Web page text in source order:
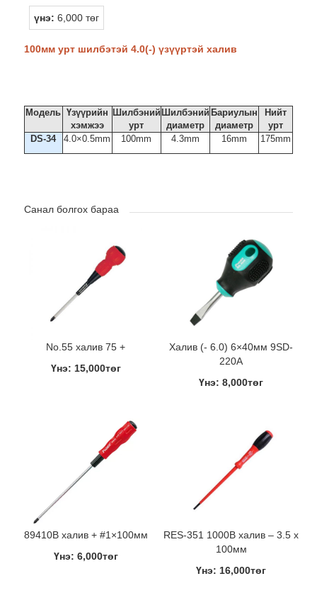
үнэ: 6,000 төг
100мм урт шилбэтэй 4.0(-) үзүүртэй халив
Модель Үзүүрийн
хэмжээ
Шилбэний
урт
Шилбэний
диаметр
Бариулын
диаметр
Нийт
урт
DS-34
4.0×0.5mm 100mm 4.3mm 16mm 175mm
Санал болгох бараа
No.55 халив 75 +
Үнэ: 15,000төг
Халив (- 6.0) 6×40мм 9SD-
220A
Үнэ: 8,000төг
89410B халив + #1×100мм
Үнэ: 6,000төг
RES-351 1000В халив – 3.5 x
100мм
Үнэ: 16,000төг